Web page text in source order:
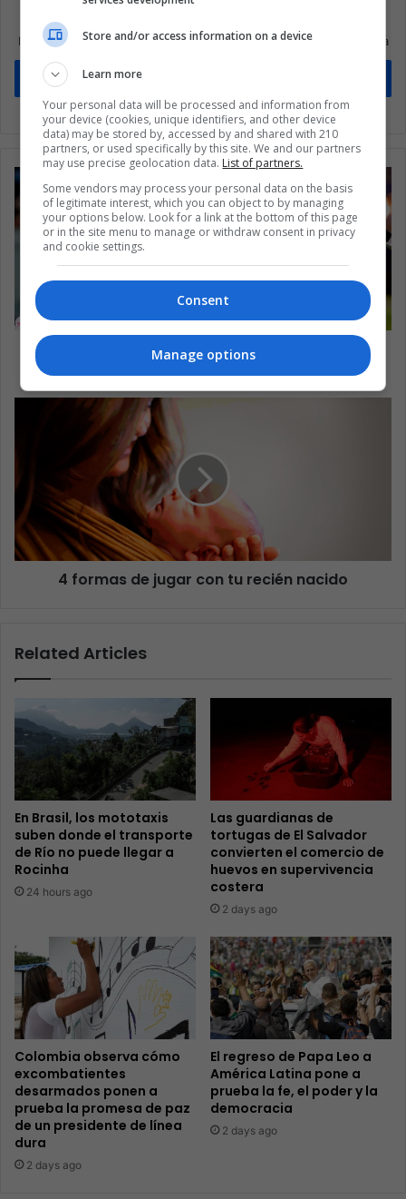
Suscríbete a nuestra lista de correos
Mantente informado sobre lo que está pasando en Latinoamérica
5 futbolistas que fueron fichados pero nunca
debutaron
4 formas de jugar con tu recién nacido
Related Articles
En Brasil, los mototaxis
suben donde el transporte
de Río no puede llegar a
Rocinha
24 hours ago
Las guardianas de
tortugas de El Salvador
convierten el comercio de
huevos en supervivencia
costera
2 days ago
Colombia observa cómo
excombatientes
desarmados ponen a
prueba la promesa de paz
de un presidente de línea
dura
2 days ago
El regreso de Papa Leo a
América Latina pone a
prueba la fe, el poder y la
democracia
2 days ago
Store and/or access information on a device
Learn more
Your personal data will be processed and information from
your device (cookies, unique identifiers, and other device
data) may be stored by, accessed by and shared with 210
partners, or used specifically by this site. We and our partners
may use precise geolocation data. List of partners.
Some vendors may process your personal data on the basis
of legitimate interest, which you can object to by managing
your options below. Look for a link at the bottom of this page
or in the site menu to manage or withdraw consent in privacy
and cookie settings.
Consent
Manage options